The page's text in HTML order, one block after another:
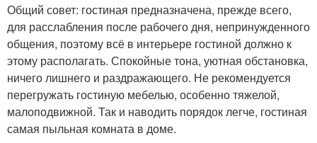
Общий совет: гостиная предназначена, прежде всего,
для расслабления после рабочего дня, непринужденного
общения, поэтому всё в интерьере гостиной должно к
этому располагать. Спокойные тона, уютная обстановка,
ничего лишнего и раздражающего. Не рекомендуется
перегружать гостиную мебелью, особенно тяжелой,
малоподвижной. Так и наводить порядок легче, гостиная
самая пыльная комната в доме.